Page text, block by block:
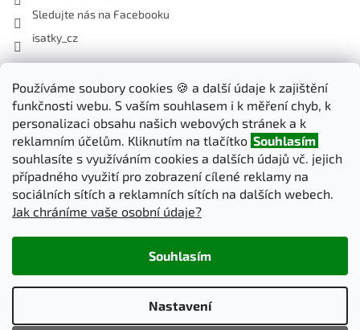
Používáme soubory cookies 🍪 a další údaje k zajištění
funkčnosti webu. S vaším souhlasem i k měření chyb, k
personalizaci obsahu našich webových stránek a k
reklamním účelům. Kliknutím na tlačítko Souhlasím
souhlasíte s využíváním cookies a dalších údajů vč. jejich
případného využití pro zobrazení cílené reklamy na
sociálních sítích a reklamních sítích na dalších webech.
Jak chráníme vaše osobní údaje?
Nastavení
Souhlasím
Sledujte nás na Facebooku
isatky_cz
Odebírat newsletter
Vložte svůj e-mail a my vám budeme zasílat informace o nových
produktech na našem e-shopu.
E-mail
PŘIHLÁSIT SE